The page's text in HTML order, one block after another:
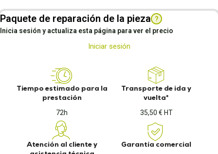
Paquete de reparación de la pieza ?
Inicia sesión y actualiza esta página para ver el precio
Iniciar sesión
Tiempo estimado para la
prestación
72h
Transporte de ida y
vuelta*
35,50 € HT
Atención al cliente y
Garantía comercial